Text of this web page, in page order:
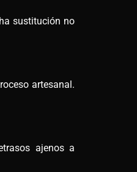
sustitución no
artesanal.
ajenos a